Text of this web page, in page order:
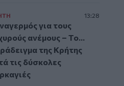
13:28
για τους
ανέμους – Το...
της Κρήτης
τις δύσκολες